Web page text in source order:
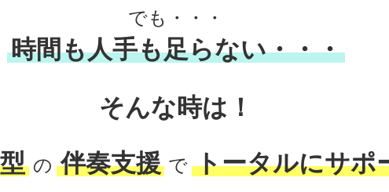
でも・・・
時間も人手も足らない・・・
そんな時は！
の 伴奏支援 で トータルにサポ